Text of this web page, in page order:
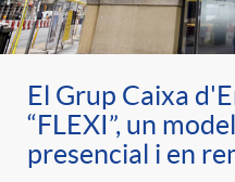
El Grup Caixa
“FLEXI”, un
presencial i en